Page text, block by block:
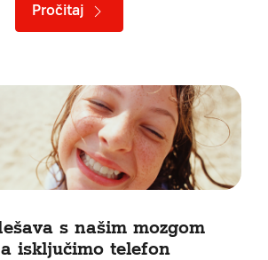
Pročitaj
s našim mozgom
isključimo telefon